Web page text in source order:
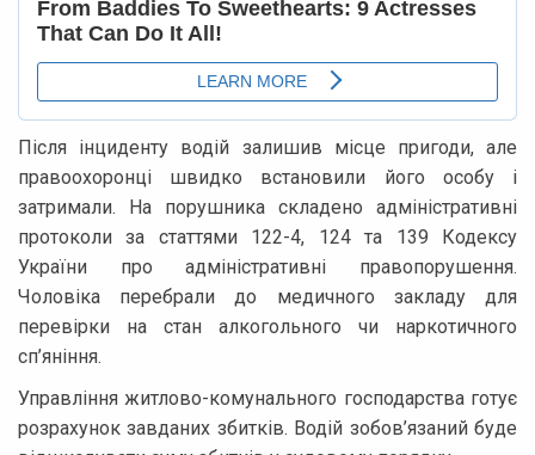
Після інциденту водій залишив місце пригоди, але
правоохоронці швидко встановили його особу і
затримали. На порушника складено адміністративні
протоколи за статтями 122-4, 124 та 139 Кодексу
України про адміністративні правопорушення.
Чоловіка перебрали до медичного закладу для
перевірки на стан алкогольного чи наркотичного
сп’яніння.
Управління житлово-комунального господарства готує
розрахунок завданих збитків. Водій зобов’язаний буде